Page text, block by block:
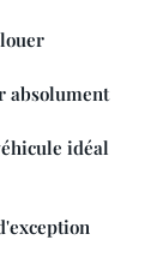
absolument
idéal